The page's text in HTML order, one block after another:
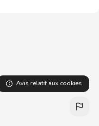
Avis relatif aux cookies